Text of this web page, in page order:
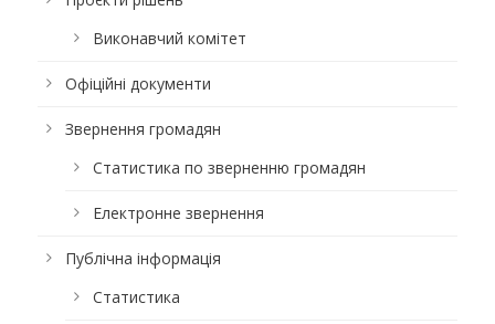
Виконавчий комітет
Офіційні документи
Звернення громадян
Статистика по зверненню громадян
Електронне звернення
Публічна інформація
Статистика